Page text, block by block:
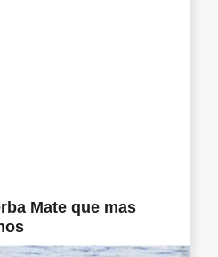
Mate que mas